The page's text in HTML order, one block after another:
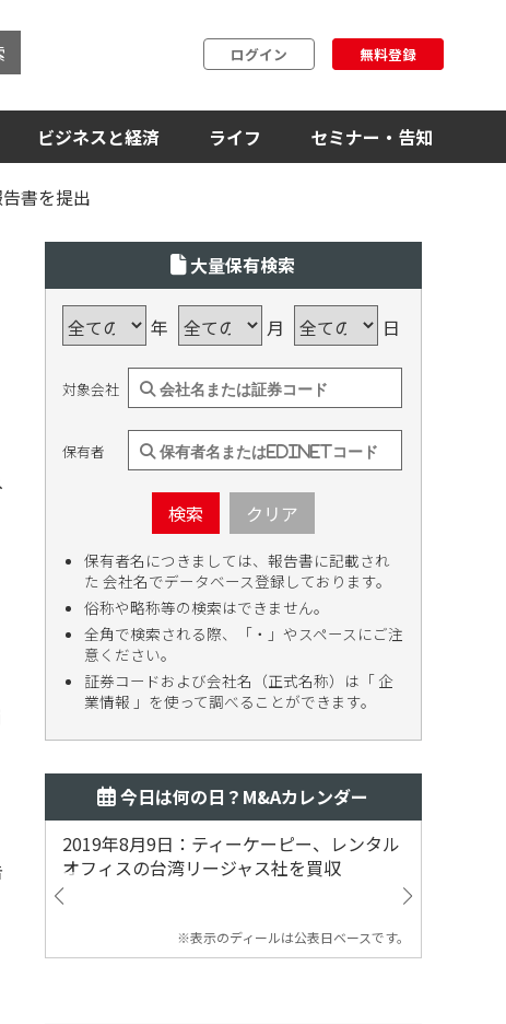
ログイン 無料登録
ビジネスと経済 ライフ セミナー・告知
書を提出
大量保有検索
年 月 日
対象会社
保有者
検索 クリア
保有者名につきましては、報告書に記載され
た 会社名でデータベース登録しております。
俗称や略称等の検索はできません。
全角で検索される際、「・」やスペースにご注
意ください。
証券コードおよび会社名（正式名称）は「 企
業情報 」を使って調べることができます。
今日は何の日？M&Aカレンダー
2019年8月9日：ティーケーピー、レンタル
オフィスの台湾リージャス社を買収
※表示のディールは公表日ベースです。